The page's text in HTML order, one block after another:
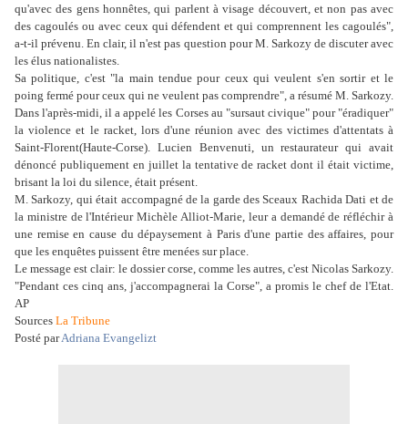
qu'avec des gens honnêtes, qui parlent à visage découvert, et non pas avec
des cagoulés ou avec ceux qui défendent et qui comprennent les cagoulés",
a-t-il prévenu. En clair, il n'est pas question pour M. Sarkozy de discuter avec
les élus nationalistes.
Sa politique, c'est "la main tendue pour ceux qui veulent s'en sortir et le
poing fermé pour ceux qui ne veulent pas comprendre", a résumé M. Sarkozy.
Dans l'après-midi, il a appelé les Corses au "sursaut civique" pour "éradiquer"
la violence et le racket, lors d'une réunion avec des victimes d'attentats à
Saint-Florent(Haute-Corse). Lucien Benvenuti, un restaurateur qui avait
dénoncé publiquement en juillet la tentative de racket dont il était victime,
brisant la loi du silence, était présent.
M. Sarkozy, qui était accompagné de la garde des Sceaux Rachida Dati et de
la ministre de l'Intérieur Michèle Alliot-Marie, leur a demandé de réfléchir à
une remise en cause du dépaysement à Paris d'une partie des affaires, pour
que les enquêtes puissent être menées sur place.
Le message est clair: le dossier corse, comme les autres, c'est Nicolas Sarkozy.
"Pendant ces cinq ans, j'accompagnerai la Corse", a promis le chef de l'Etat.
AP
Sources La Tribune
Posté parAdriana Evangelizt